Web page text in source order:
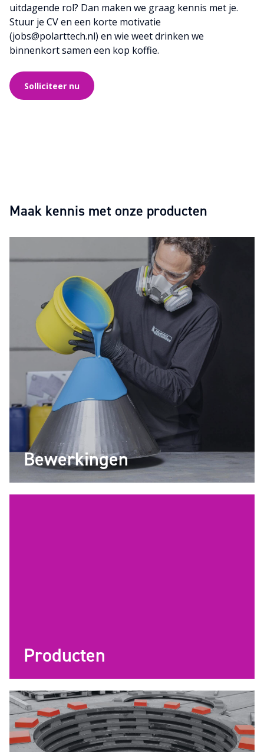
uitdagende rol? Dan maken we graag kennis met je.
Stuur je CV en een korte motivatie
(jobs@polarttech.nl) en wie weet drinken we
binnenkort samen een kop koffie.
Solliciteer nu
Maak kennis met onze producten
Bewerkingen
Producten